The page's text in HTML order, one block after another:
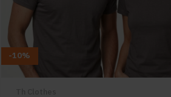
-10%